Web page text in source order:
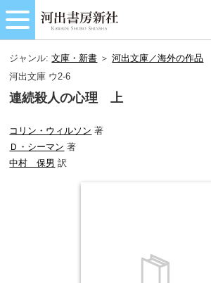
ジャンル:文庫・新書 ＞河出文庫／海外の作品
河出文庫 ウ2-6
連続殺人の心理 上
コリン・ウィルソン 著
Ｄ・シーマン 著
中村 保男 訳